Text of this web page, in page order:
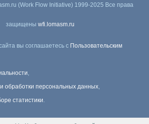
(Work Flow Initiative) 1999-2025 Все права
защищены wfi.lomasm.ru
вы соглашаетесь с Пользовательским
,
обработки персональных данных,
статистики.